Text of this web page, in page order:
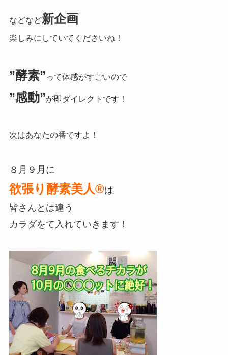
などなど新企画
楽しみにしていてくださいね！
”酵素”って体感がすごいので
”感動”が即ダイレクトです！
次はあなたの番ですよ！
８月９月に
欲張り酵素美人®は
皆さんとは違う
カラダをて入れていきます！